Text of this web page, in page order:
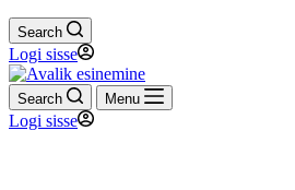
Search
Logi sisse
Search Menu
Logi sisse